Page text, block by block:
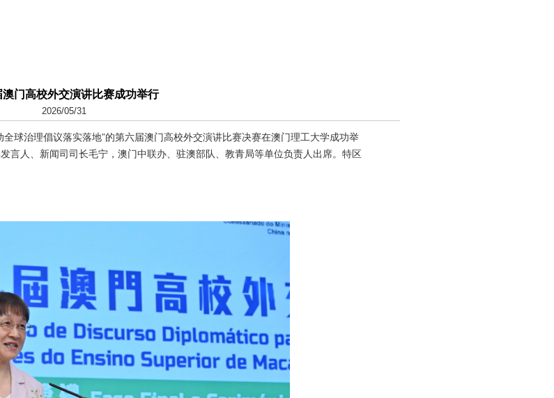
门高校外交演讲比赛成功举行
2026/05/31
球治理倡议落实落地”的第六届澳门高校外交演讲比赛决赛在澳门理工大学成功举
言人、新闻司司长毛宁，澳门中联办、驻澳部队、教青局等单位负责人出席。特区